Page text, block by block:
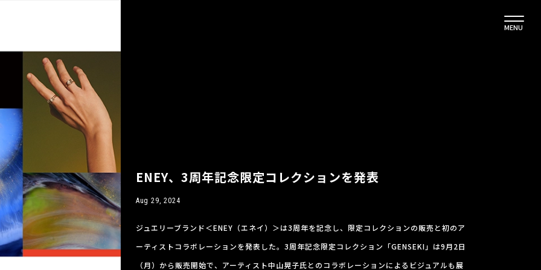
MENU
ENEY、3周年記念限定コレクションを発表
Aug 29, 2024
ジュエリーブランド＜ENEY（エネイ）＞は3周年を記念し、限定コレクションの販売と初のア
ーティストコラボレーションを発表した。3周年記念限定コレクション「GENSEKI」は9月2日
（月）から販売開始で、アーティスト中山晃子氏とのコラボレーションによるビジュアルも展